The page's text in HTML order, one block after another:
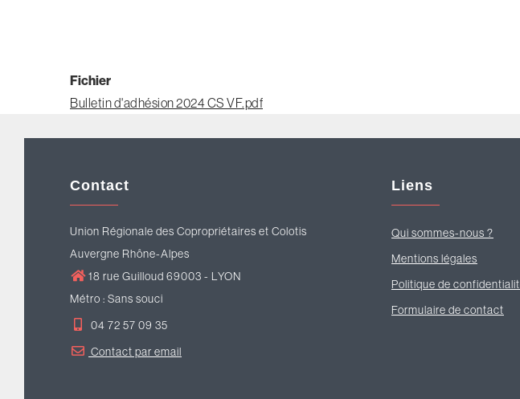
Fichier
Bulletin d'adhésion 2024 CS VF.pdf
Contact
Union Régionale des Copropriétaires et Colotis
Auvergne Rhône-Alpes
18 rue Guilloud 69003 - LYON
Métro : Sans souci
04 72 57 09 35
Contact par email
Liens
Qui sommes-nous ?
Mentions légales
Politique de
Formulaire de contact